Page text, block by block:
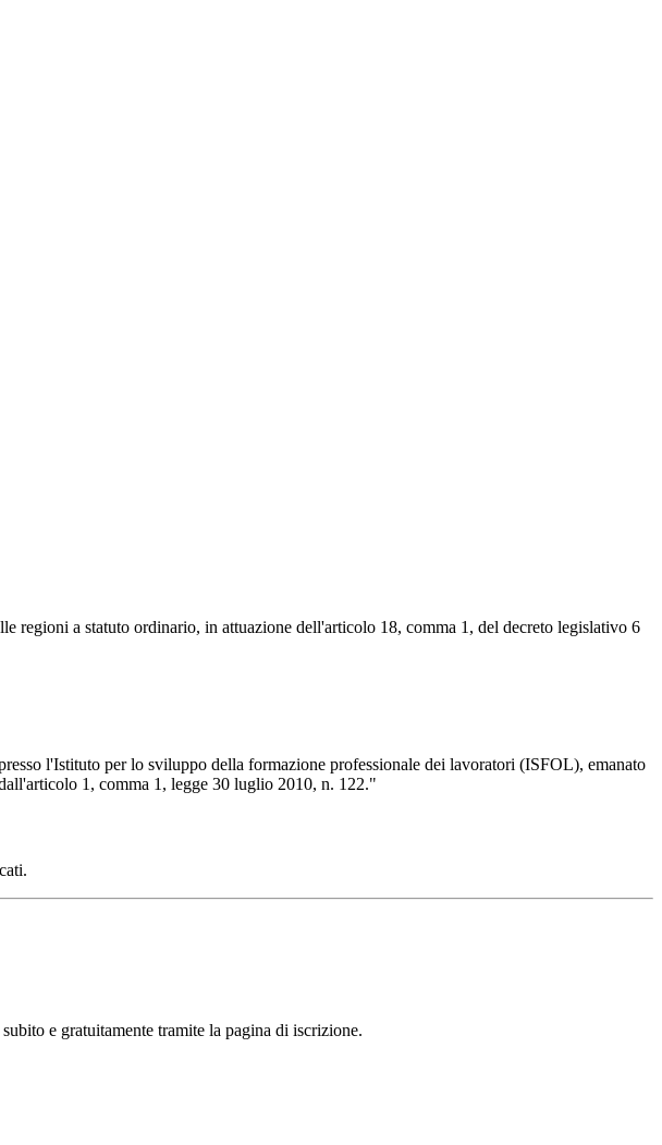
regioni a statuto ordinario, in attuazione dell'articolo 18, comma 1, del decreto legislativo 6
l'Istituto per lo sviluppo della formazione professionale dei lavoratori (ISFOL), emanato
1, comma 1, legge 30 luglio 2010, n. 122."
e gratuitamente tramite la pagina di iscrizione.